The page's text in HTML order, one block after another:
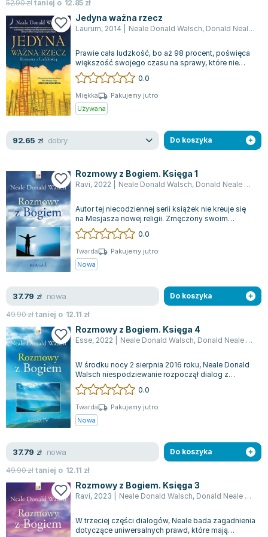
Książki o naukach politycznych dla studentów
Książki do nauk przyrodniczych dla studentów
Książki do nauk społecznych dla studentów
Książki do nauk ścisłych dla studentów
Prawo - książki dla studentów
Technologia żywności - książki
Zarządzanie i marketing - książki
Podręczniki dla nauczycieli - metodyka
Bolesław Prus
Clive Cussler
Wanda Chotomska
Józef Ignacy Kraszewski
Clive Staples Lewis
Martyna Wojciechowska
Melissa De la Cruz
Jaś Kapela
Witold Gadowski
Jan Pietrzak
Marcin Kowalczyk
Piotr Zychowicz
Joanna Jabłczyńska
Piotr Kościelny
Jan Piński
Agata Passent
Michel Moran
Maciej Orłoś
Jo Nesbo
Katarzyna Miller
Antoine de Saint Exupery
Lew Tołstoj
Mark Twain
Marcin Meller
ks. Piotr Pawlukiewicz
Jarosław Sokołowski
Piotr Latocha
Michael Scott
Piotr Semka
Jarosław Iwaszkiewicz
52.90złtaniej o 12.85 zł
Jedyna ważna rzecz
Laurum, 2014 Neale Donald Walsch, Donald Neale Walsch
Prawie cała ludzkość, bo aż 98 procent, poświęca
większość swojego czasu na sprawy, które nie
mają większego znaczenia — takim zda...
0.0
Miękka
Pakujemy jutro
Używana
92.65 zł dobry Do koszyka
Rozmowy z Bogiem. Księga 1
Ravi, 2022 Neale Donald Walsch, Donald Neale Walsch
Autor tej niecodziennej serii książek nie kreuje się
na Mesjasza nowej religii. Zmęczony swoim
dotychczasowym życiem, pewnego dnia...
0.0
Twarda
Pakujemy jutro
Nowa
37.79 zł nowa
49.90złtaniej o 12.11 zł
Do koszyka
Rozmowy z Bogiem. Księga 4
Esse, 2022 Neale Donald Walsch, Donald Neale Walsch
W środku nocy 2 sierpnia 2016 roku, Neale Donald
Walsch niespodziewanie rozpoczął dialog z
Bogiem, zadając dwa istotne pytania. Za...
0.0
Twarda
Pakujemy jutro
Nowa
37.79 zł nowa
49.90złtaniej o 12.11 zł
Do koszyka
Rozmowy z Bogiem. Księga 3
Ravi, 2023 Neale Donald Walsch, Donald Neale Walsch
W trzeciej części dialogów, Neale bada zagadnienia
dotyczące uniwersalnych prawd, które mają